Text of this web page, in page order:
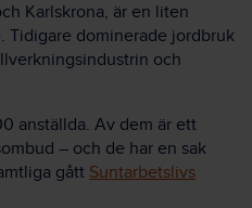
Karlskrona, är en liten
Tidigare dominerade jordbruk
och
anställda. Av dem är ett
– och de har en sak
gått Suntarbetslivs